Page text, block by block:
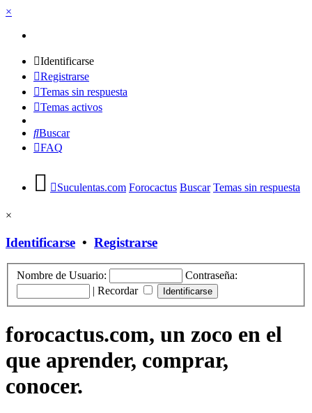
×
Identificarse
Registrarse
Temas sin respuesta
Temas activos
Buscar
FAQ
Suculentas.com Forocactus Buscar Temas sin respuesta
×
Identificarse • Registrarse
Nombre de Usuario:
Contraseña:
| Recordar
forocactus.com, un zoco en el
que aprender, comprar,
conocer.